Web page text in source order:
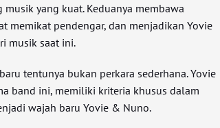
yang kuat. Keduanya membawa
memikat pendengar, dan menjadikan Yovie
musik saat ini.
tentunya bukan perkara sederhana. Yovie
band ini, memiliki kriteria khusus dalam
wajah baru Yovie & Nuno.